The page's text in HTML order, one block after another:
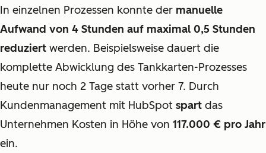
In einzelnen Prozessen konnte der manuelle
Aufwand von 4 Stunden auf maximal 0,5 Stunden
reduziert werden. Beispielsweise dauert die
komplette Abwicklung des Tankkarten-Prozesses
heute nur noch 2 Tage statt vorher 7. Durch
Kundenmanagement mit HubSpot spart das
Unternehmen Kosten in Höhe von 117.000 € pro Jahr
ein.